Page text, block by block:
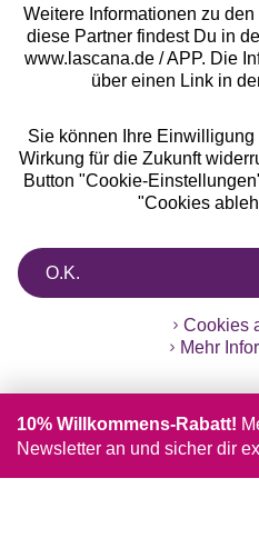
Weitere Informationen zu
diese Partner findest Du in
www.lascana.de / APP. Die
über einen Link in
Sie können Ihre
Wirkung für die Zukunft
Button "Cookie-
"Cookies
O.K.
Cookies
Mehr
10% Willkommens-Rabatt!
Newsletter an und sicher dir